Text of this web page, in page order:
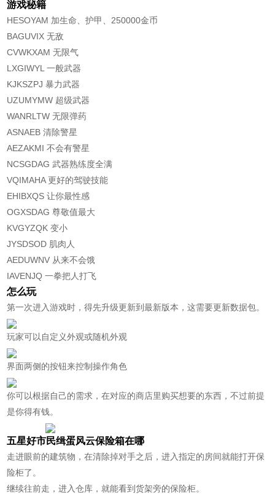
游戏秘籍
HESOYAM 加生命、护甲、250000金币
BAGUVIX 无敌
CVWKXAM 无限气
LXGIWYL 一般武器
KJKSZPJ 暴力武器
UZUMYMW 超级武器
WANRLTW 无限弹药
ASNAEB 清除警星
AEZAKMI 不会有警星
NCSGDAG 武器熟练度全满
VQIMAHA 更好的驾驶技能
EHIBXQS 让你最性感
OGXSDAG 尊敬值最大
KVGYZQK 变小
JYSDSOD 肌肉人
AEDUWNV 从来不会饿
IAVENJQ 一拳把人打飞
怎么玩
第一次进入游戏时，得先升级更新到最新版本，这需要更新数据包。
玩家可以自定义外观或随机外观
界面两侧的按钮来控制操作角色
你可以根据自己的需求，在对应的商店里购买想要的东西，不过前提
是你得有钱。
五星好市民缉蛋风云保险箱在哪
走进眼前的建筑物，在清除掉对手之后，进入指定的房间就能打开保
险柜了。
继续往前走，进入仓库，就能看到货架旁的保险柜。